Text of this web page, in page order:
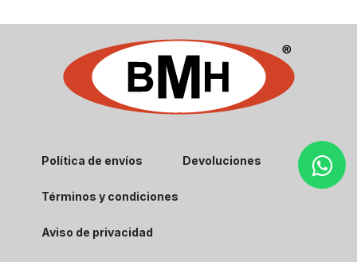
Política de envíos Devoluciones
Términos y condiciones
Aviso de privacidad